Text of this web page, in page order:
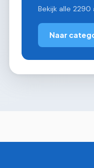
Bekijk alle
Naar